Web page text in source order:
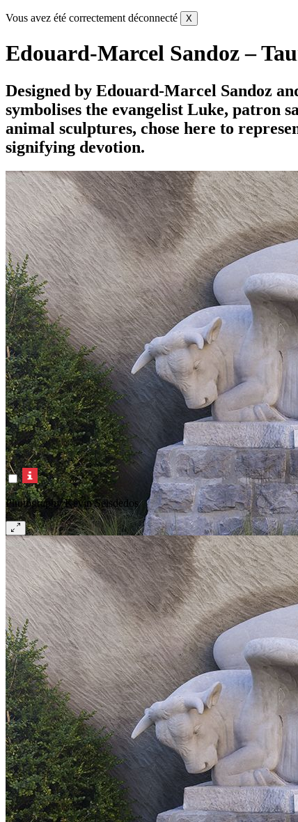
Vous avez été correctement déconnecté X
Edouard-Marcel Sandoz –
Designed by Edouard-Marcel Sandoz
symbolises the evangelist Luke, patron
animal sculptures, chose here to
signifying devotion.
Photography Kevin Seisdedos